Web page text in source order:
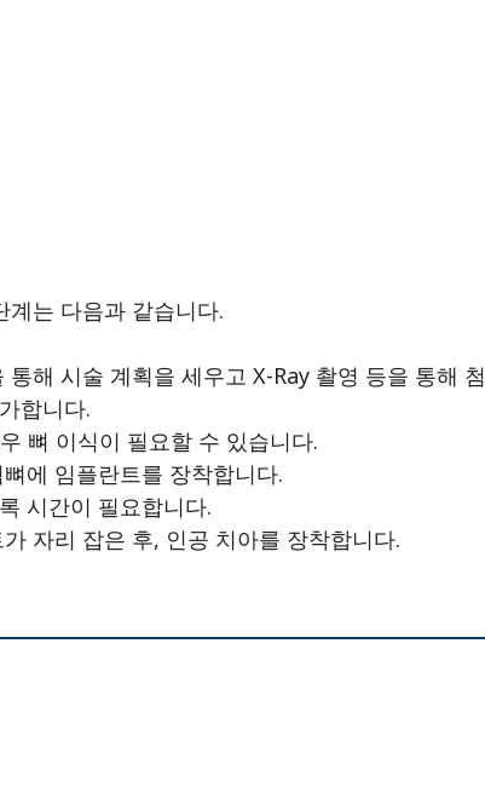
는 다음과 같습니다.
해 시술 계획을 세우고 X-Ray 촬영 등을 통해 첨
합니다.
뼈 이식이 필요할 수 있습니다.
에 임플란트를 장착합니다.
시간이 필요합니다.
자리 잡은 후, 인공 치아를 장착합니다.